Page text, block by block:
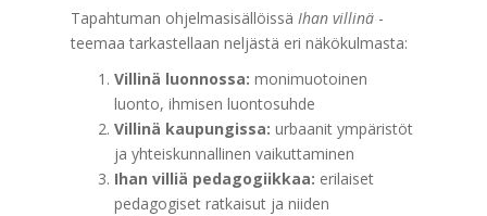
Tapahtuman ohjelmasisällöissä Ihan villinä -
teemaa tarkastellaan neljästä eri näkökulmasta:
Villinä luonnossa: monimuotoinen
luonto, ihmisen luontosuhde
Villinä kaupungissa: urbaanit ympäristöt
ja yhteiskunnallinen vaikuttaminen
Ihan villiä pedagogiikkaa: erilaiset
pedagogiset ratkaisut ja niiden